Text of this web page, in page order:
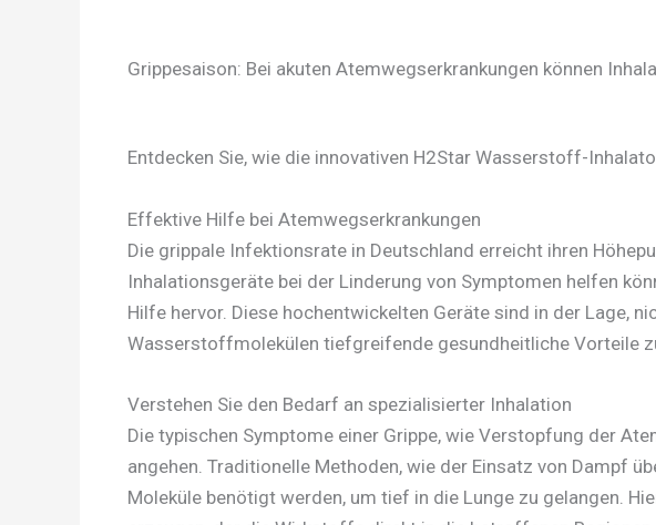
Grippesaison: Bei akuten Atemwegserkrankungen können
Entdecken Sie, wie die innovativen H2Star Wasserstoff-
Effektive Hilfe bei Atemwegserkrankungen
Die grippale Infektionsrate in Deutschland erreicht ihren
Inhalationsgeräte bei der Linderung von Symptomen helfen
Hilfe hervor. Diese hochentwickelten Geräte sind in der Lage,
Wasserstoffmolekülen tiefgreifende gesundheitliche Vorteile
Verstehen Sie den Bedarf an spezialisierter Inhalation
Die typischen Symptome einer Grippe, wie Verstopfung der
angehen. Traditionelle Methoden, wie der Einsatz von Dampf
Moleküle benötigt werden, um tief in die Lunge zu gelangen.